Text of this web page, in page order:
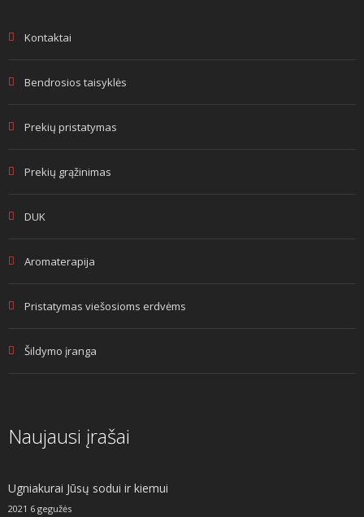
Kontaktai
Bendrosios taisyklės
Prekių pristatymas
Prekių grąžinimas
DUK
Aromaterapija
Pristatymas viešosioms erdvėms
Šildymo įranga
Naujausi įrašai
Ugniakurai Jūsų sodui ir kiemui
2021 6 gegužės